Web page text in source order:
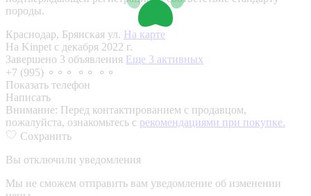
породы.
Краснодар, Брянская ул. На карте
На Kinpet c декабря 2022 г.
Завершено 3 объявления Еще 3 активных
+7 (995) ⚬⚬⚬ ⚬⚬ ⚬⚬
Показать телефон
Написать
Внимание: Перед контактированием с продавцом,
пожалуйста, ознакомьтесь с рекомендациями при покупке.
Сохранить
Вы отключили уведомления
Мы не сможем отправить вам уведомление об изменении